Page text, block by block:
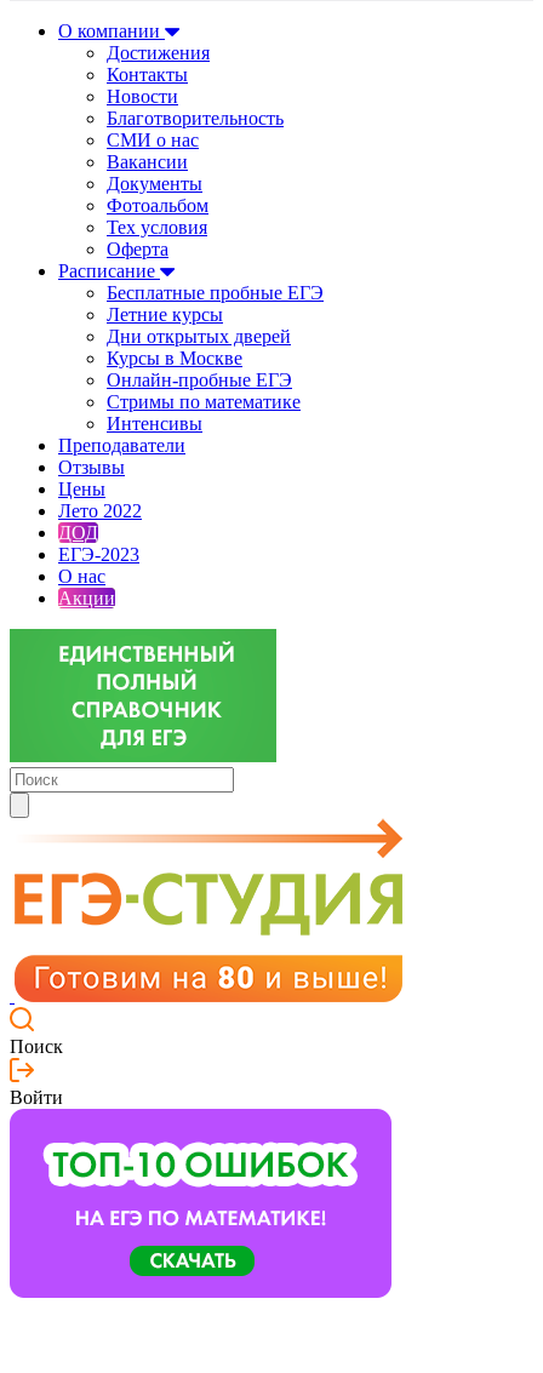
О компании
Достижения
Контакты
Новости
Благотворительность
СМИ о нас
Вакансии
Документы
Фотоальбом
Тех условия
Оферта
Расписание
Бесплатные пробные ЕГЭ
Летние курсы
Дни открытых дверей
Курсы в Москве
Онлайн-пробные ЕГЭ
Стримы по математике
Интенсивы
Преподаватели
Отзывы
Цены
Лето 2022
ДОД
ЕГЭ-2023
О нас
Акции
Поиск
Войти